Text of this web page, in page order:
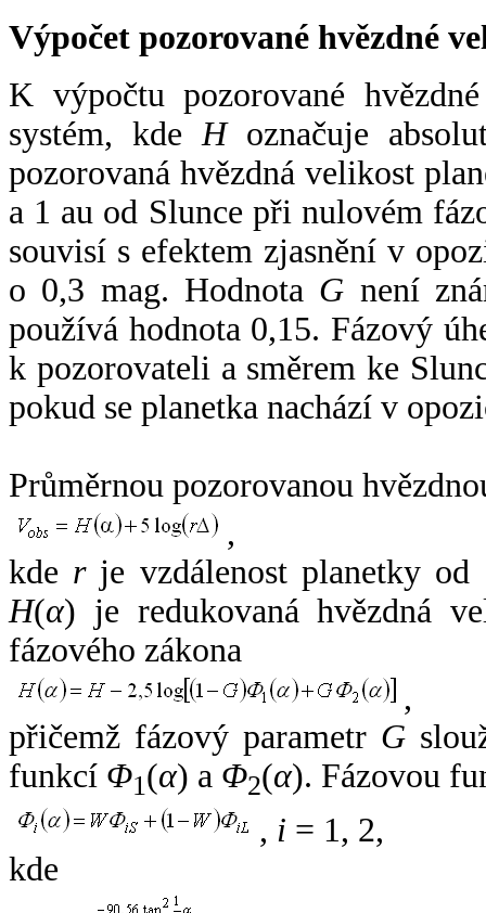
Výpočet pozorované hvězdné
K výpočtu pozorované
systém, kde Hoznačuje
pozorovaná hvězdná velikost
a 1 au od Slunce při nulovém
souvisí s efektem zjasnění v
o 0,3 mag. Hodnota G není
používá hodnota 0,15. Fázový
k pozorovateli a směrem ke
pokud se planetka nachází v
Průměrnou pozorovanou
,
kde rje vzdálenost planetky od
H(α) je redukovaná hvězdná
fázového zákona
,
přičemž fázový parametr G
funkcí Φ1(α) a Φ2(α). Fázovou
, i = 1, 2,
kde